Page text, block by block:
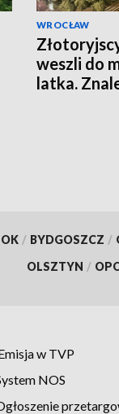
WROCŁAW
weszli do
latka.
/ BYDGOSZCZ /
OLSZTYN /
w TVP
NOS